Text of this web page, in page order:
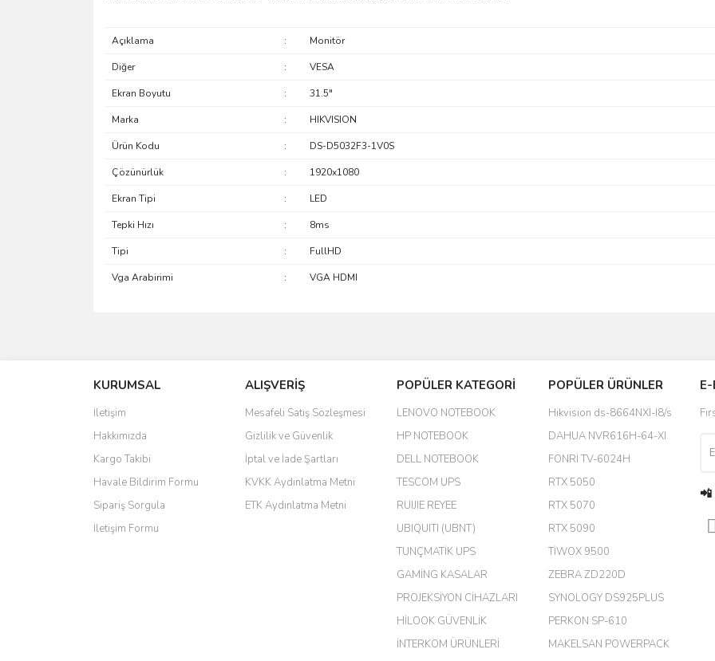
Açıklama : Monitör
Diğer : VESA
Ekran Boyutu : 31.5"
Marka : HIKVISION
Ürün Kodu : DS-D5032F3-1V0S
Çözünürlük : 1920x1080
Ekran Tipi : LED
Tepki Hızı : 8ms
Tipi : FullHD
Vga Arabirimi : VGA HDMI
kamera ile 24 izlenmektedir diye küçük bir tabela olsa daha hoş olurdu
Barış Başaran | 04/07/2026
hızlı güvenli bir alışveriş oldu
Yalçın Kaya | 20/06/2026
KURUMSAL
İletişim
Hakkımızda
Kargo Takibi
Havale Bildirim Formu
Sipariş Sorgula
İletişim Formu
ALIŞVERİŞ
Mesafeli Satış Sözleşmesi
Gizlilik ve Güvenlik
İptal ve İade Şartları
KVKK Aydınlatma Metni
ETK Aydınlatma Metni
POPÜLER KATEGORİ
LENOVO NOTEBOOK
HP NOTEBOOK
DELL NOTEBOOK
TESCOM UPS
RUIJIE REYEE
UBIQUITI (UBNT)
TUNÇMATİK UPS
GAMİNG KASALAR
PROJEKSİYON CİHAZLARI
HİLOOK GÜVENLİK
İNTERKOM ÜRÜNLERİ
POPÜLER ÜRÜNLER
Hikvision ds-8664NXI-I8/s
DAHUA NVR616H-64-XI
FONRİ TV-6024H
RTX 5050
RTX 5070
RTX 5090
TİWOX 9500
ZEBRA ZD220D
SYNOLOGY DS925PLUS
PERKON SP-610
MAKELSAN POWERPACK